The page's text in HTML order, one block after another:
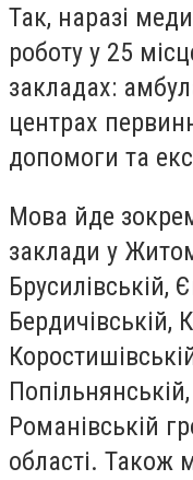
Так, наразі
роботу у 25
закладах:
центрах
допомоги та
Мова йде
заклади у
Брусилівській,
Бердичівській,
Романівській
області. Також